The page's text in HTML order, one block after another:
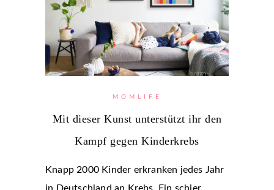
MOMLIFE
Mit dieser Kunst unterstützt ihr den
Kampf gegen Kinderkrebs
Knapp 2000 Kinder erkranken jedes Jahr